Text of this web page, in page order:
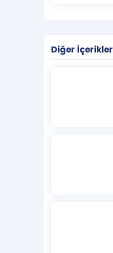
Diğer İçerikler